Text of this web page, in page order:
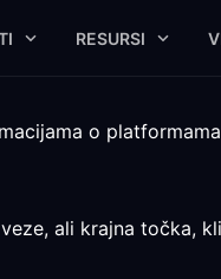
RESURSI
o
ali krajna točka,